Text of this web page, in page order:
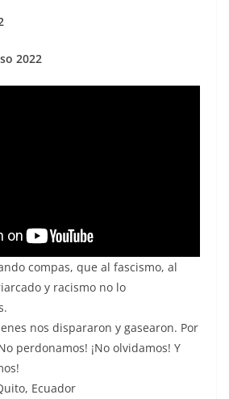
2022
compas, que al fascismo, al
y racismo no lo
nos dispararon y gasearon. Por
perdonamos! ¡No olvidamos! Y
Ecuador